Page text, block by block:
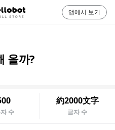
올까?
수
約2000文字
글자 수
앱에서 보기